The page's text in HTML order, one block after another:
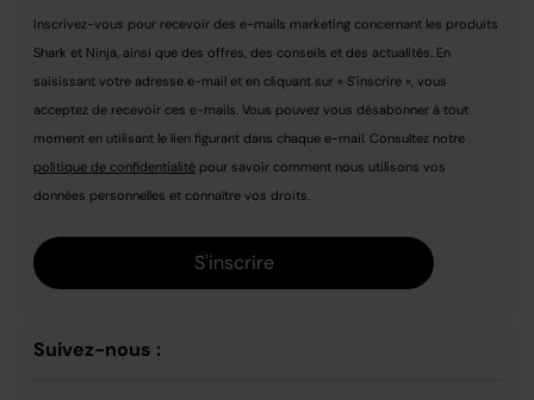
Inscrivez-vous pour recevoir des e-mails marketing concernant les produits
Shark et Ninja, ainsi que des offres, des conseils et des actualités. En
saisissant votre adresse e-mail et en cliquant sur « S'inscrire », vous
acceptez de recevoir ces e-mails. Vous pouvez vous désabonner à tout
moment en utilisant le lien figurant dans chaque e-mail. Consultez notre
politique de confidentialité pour savoir comment nous utilisons vos
données personnelles et connaître vos droits.
S'inscrire
Suivez-nous :